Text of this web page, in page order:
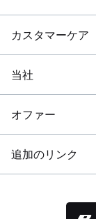
カスタマーケア
当社
オファー
追加のリンク